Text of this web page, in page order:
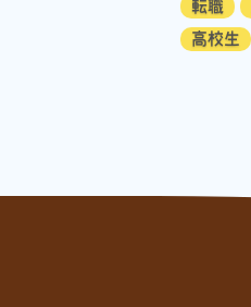
転職
高校生